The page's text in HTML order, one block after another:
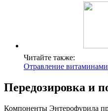
Читайте также:
Отравление витаминами
Передозировка и
Компоненты Энтерофурила